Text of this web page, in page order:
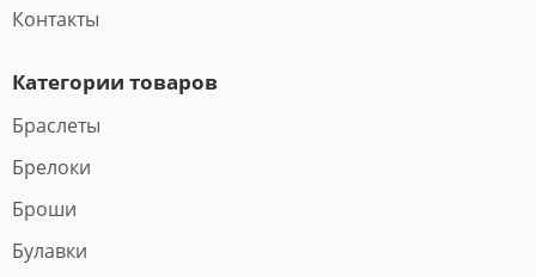
Контакты
Категории товаров
Браслеты
Брелоки
Броши
Булавки